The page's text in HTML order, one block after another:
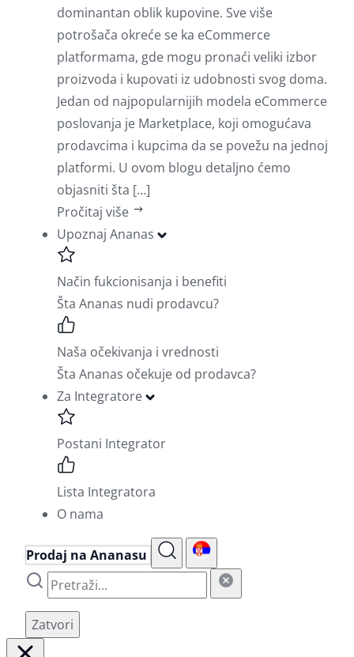
dominantan oblik kupovine. Sve više
potrošača okreće se ka eCommerce
platformama, gde mogu pronaći veliki izbor
proizvoda i kupovati iz udobnosti svog doma.
Jedan od najpopularnijih modela eCommerce
poslovanja je Marketplace, koji omogućava
prodavcima i kupcima da se povežu na jednoj
platformi. U ovom blogu detaljno ćemo
objasniti šta […]
Pročitaj više
Upoznaj Ananas
Način fukcionisanja i benefiti
Šta Ananas nudi prodavcu?
Naša očekivanja i vrednosti
Šta Ananas očekuje od prodavca?
Za Integratore
Postani Integrator
Lista Integratora
O nama
Prodaj na Ananasu
Zatvori